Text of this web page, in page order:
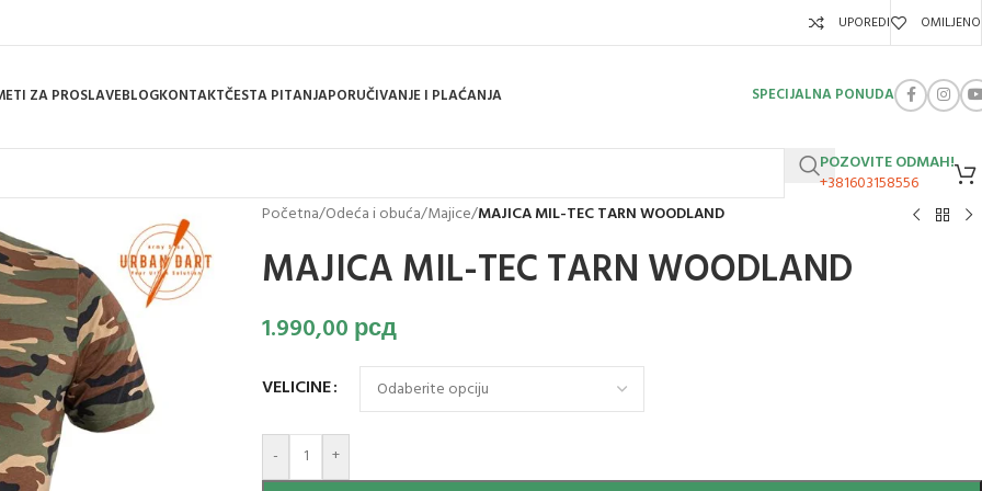
UPOREDI OMILJENO
ZA PROSLAVEBLOGKONTAKTČESTA PITANJAPORUČIVANJE I PLAĆANJA SPECIJALNA PONUDA
POZOVITE ODMAH!
+381603158556
Početna/Odeća i obuća/Majice/MAJICA MIL-TEC TARN WOODLAND
MAJICA MIL-TEC TARN WOODLAND
1.990,00 рсд
VELICINE
- +